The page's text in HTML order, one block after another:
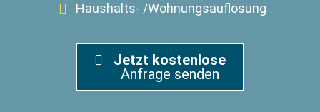
Haushalts- /Wohnungsauflösung
Jetzt kostenlose
Anfrage senden